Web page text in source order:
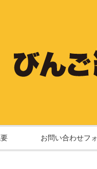
お問い合わせフ